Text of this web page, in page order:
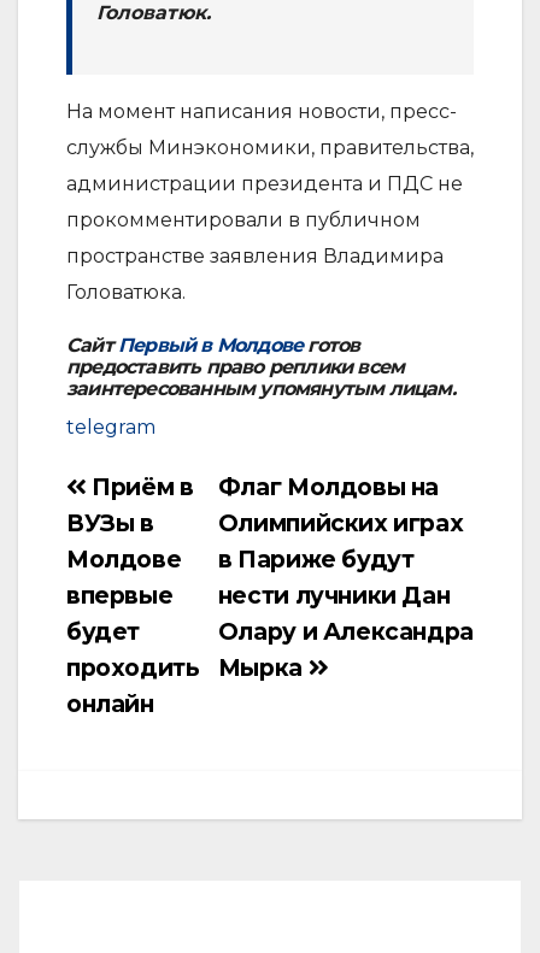
Головатюк.
На момент написания новости, пресс-
службы Минэкономики, правительства,
администрации президента и ПДС не
прокомментировали в публичном
пространстве заявления Владимира
Головатюка.
СайтПервый в Молдовеготов
предоставить право реплики всем
заинтересованным упомянутым лицам.
telegram
Навигация
по
Флаг Молдовы на
Олимпийских играх
в Париже будут
нести лучники Дан
Олару и Александра
Мырка
Приём в
ВУЗы в
Молдове
впервые
будет
проходить
онлайн